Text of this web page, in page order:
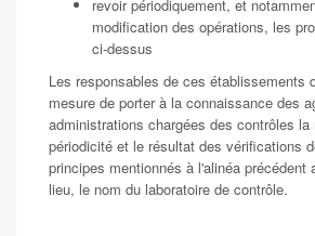
revoir périodiquement, et
modification des opérations, les
ci-dessus
Les responsables de ces établissements
mesure de porter à la connaissance des
administrations chargées des contrôles la
périodicité et le résultat des vérifications
principes mentionnés à l'alinéa précédent
lieu, le nom du laboratoire de contrôle.